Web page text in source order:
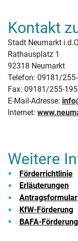
Kontakt
Stadt Neumarkt
Rathausplatz 1
92318 Neumarkt
Telefon: 09181/
Fax: 09181/255-195
E-Mail-Adresse:
Internet:
Weitere
Förderrichtlinie
Erläuterungen
Antragsformular
KfW-Förderung
BAFA-Förderung